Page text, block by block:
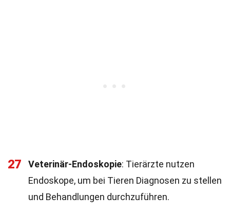
27 Veterinär-Endoskopie: Tierärzte nutzen
Endoskope, um bei Tieren Diagnosen zu stellen
und Behandlungen durchzuführen.